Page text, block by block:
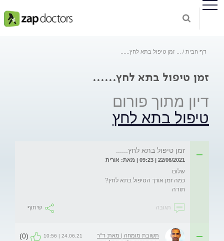
דף הבית זמן טיפול בתא לחץ......
זמן טיפול בתא לחץ......
דיון מתוך פורום
טיפול בתא לחץ
זמן טיפול בתא לחץ......
22/06/2021 | 09:23 | מאת: אורית
תודה
תגובה שיתוף
תשובת מומחה | מאת: ד"ר
24.06.21 | 10:56
(0)